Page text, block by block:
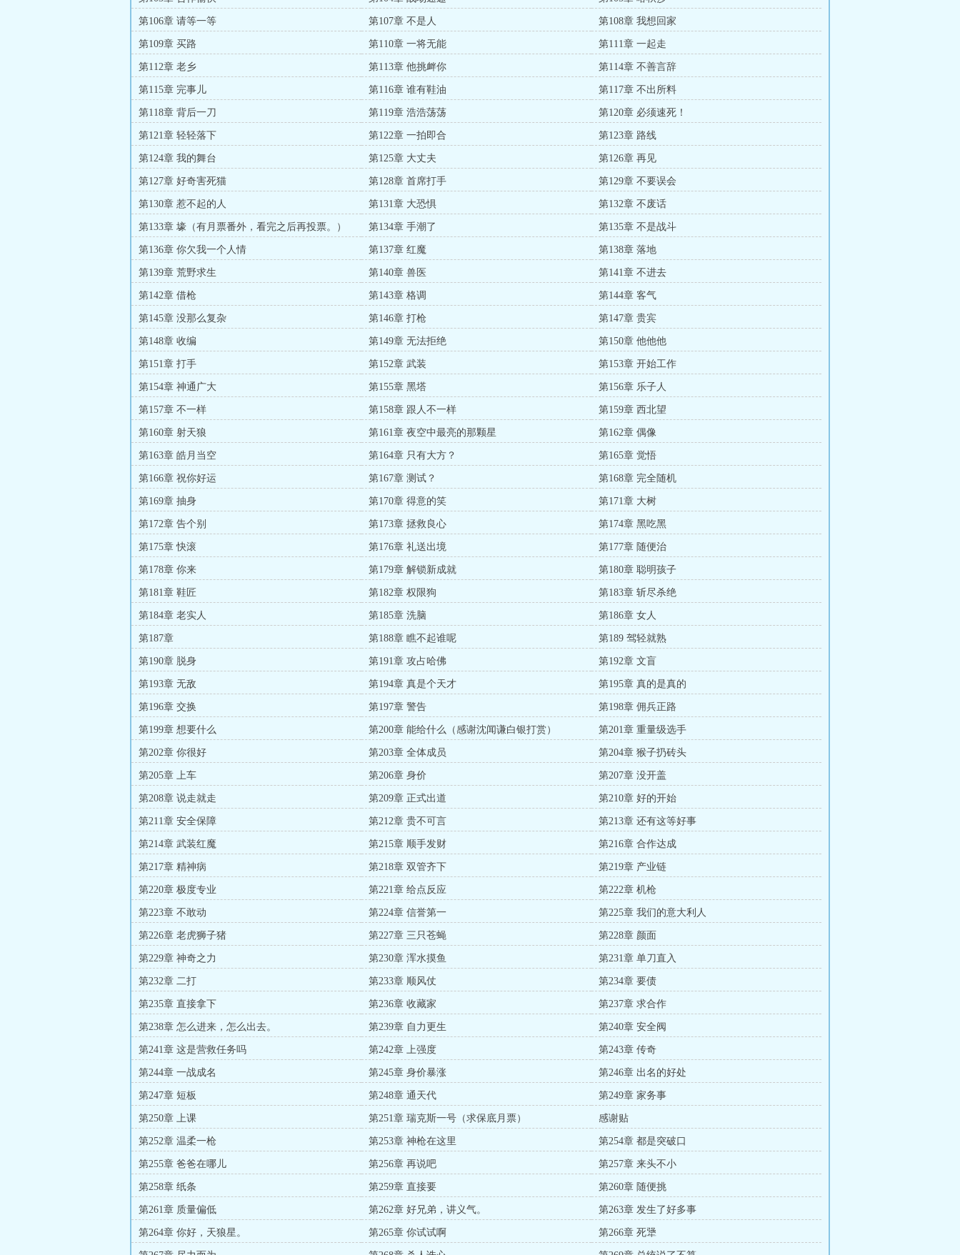
第106章 请等一等 第107章 不是人 第108章 我想回家
第109章 买路 第110章 一将无能 第111章 一起走
第112章 老乡 第113章 他挑衅你 第114章 不善言辞
第115章 完事儿 第116章 谁有鞋油 第117章 不出所料
第118章 背后一刀 第119章 浩浩荡荡 第120章 必须速死！
第121章 轻轻落下 第122章 一拍即合 第123章 路线
第124章 我的舞台 第125章 大丈夫 第126章 再见
第127章 好奇害死猫 第128章 首席打手 第129章 不要误会
第130章 惹不起的人 第131章 大恐惧 第132章 不废话
第133章 壕（有月票番外，看完之后再投票。） 第134章 手潮了 第135章 不是战斗
第136章 你欠我一个人情 第137章 红魔 第138章 落地
第139章 荒野求生 第140章 兽医 第141章 不进去
第142章 借枪 第143章 格调 第144章 客气
第145章 没那么复杂 第146章 打枪 第147章 贵宾
第148章 收编 第149章 无法拒绝 第150章 他他他
第151章 打手 第152章 武装 第153章 开始工作
第154章 神通广大 第155章 黑塔 第156章 乐子人
第157章 不一样 第158章 跟人不一样 第159章 西北望
第160章 射天狼 第161章 夜空中最亮的那颗星 第162章 偶像
第163章 皓月当空 第164章 只有大方？ 第165章 觉悟
第166章 祝你好运 第167章 测试？ 第168章 完全随机
第169章 抽身 第170章 得意的笑 第171章 大树
第172章 告个别 第173章 拯救良心 第174章 黑吃黑
第175章 快滚 第176章 礼送出境 第177章 随便治
第178章 你来 第179章 解锁新成就 第180章 聪明孩子
第181章 鞋匠 第182章 权限狗 第183章 斩尽杀绝
第184章 老实人 第185章 洗脑 第186章 女人
第187章 第188章 瞧不起谁呢 第189 驾轻就熟
第190章 脱身 第191章 攻占哈佛 第192章 文盲
第193章 无敌 第194章 真是个天才 第195章 真的是真的
第196章 交换 第197章 警告 第198章 佣兵正路
第199章 想要什么 第200章 能给什么（感谢沈闻谦白银打赏） 第201章 重量级选手
第202章 你很好 第203章 全体成员 第204章 猴子扔砖头
第205章 上车 第206章 身价 第207章 没开盖
第208章 说走就走 第209章 正式出道 第210章 好的开始
第211章 安全保障 第212章 贵不可言 第213章 还有这等好事
第214章 武装红魔 第215章 顺手发财 第216章 合作达成
第217章 精神病 第218章 双管齐下 第219章 产业链
第220章 极度专业 第221章 给点反应 第222章 机枪
第223章 不敢动 第224章 信誉第一 第225章 我们的意大利人
第226章 老虎狮子猪 第227章 三只苍蝇 第228章 颜面
第229章 神奇之力 第230章 浑水摸鱼 第231章 单刀直入
第232章 二打 第233章 顺风仗 第234章 要债
第235章 直接拿下 第236章 收藏家 第237章 求合作
第238章 怎么进来，怎么出去。 第239章 自力更生 第240章 安全阀
第241章 这是营救任务吗 第242章 上强度 第243章 传奇
第244章 一战成名 第245章 身价暴涨 第246章 出名的好处
第247章 短板 第248章 通天代 第249章 家务事
第250章 上课 第251章 瑞克斯一号（求保底月票） 感谢贴
第252章 温柔一枪 第253章 神枪在这里 第254章 都是突破口
第255章 爸爸在哪儿 第256章 再说吧 第257章 来头不小
第258章 纸条 第259章 直接要 第260章 随便挑
第261章 质量偏低 第262章 好兄弟，讲义气。 第263章 发生了好多事
第264章 你好，天狼星。 第265章 你试试啊 第266章 死犟